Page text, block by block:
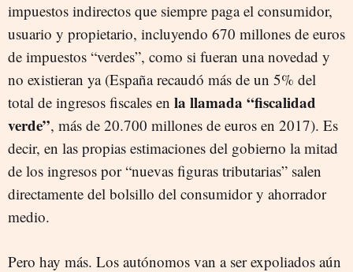
impuestos indirectos que siempre paga el consumidor,
usuario y propietario, incluyendo 670 millones de euros
de impuestos “verdes”, como si fueran una novedad y
no existieran ya (España recaudó más de un 5% del
total de ingresos fiscales en la llamada “fiscalidad
verde”, más de 20.700 millones de euros en 2017). Es
decir, en las propias estimaciones del gobierno la mitad
de los ingresos por “nuevas figuras tributarias” salen
directamente del bolsillo del consumidor y ahorrador
medio.
Pero hay más. Los autónomos van a ser expoliados aún